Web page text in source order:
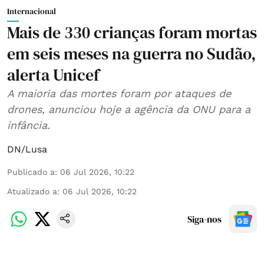
Internacional
Mais de 330 crianças foram mortas
em seis meses na guerra no Sudão,
alerta Unicef
A maioria das mortes foram por ataques de
drones, anunciou hoje a agência da ONU para a
infância.
DN/Lusa
Publicado a: 06 Jul 2026, 10:22
Atualizado a: 06 Jul 2026, 10:22
Siga-nos